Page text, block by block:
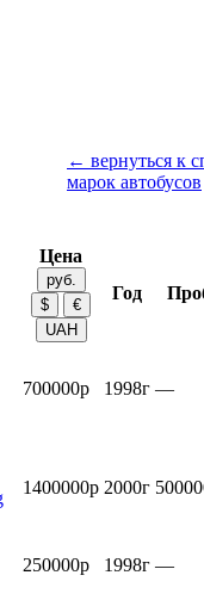
← вернуться к
марок автобусов
Цена
Год
700000р 1998г —
1400000р 2000г
250000р 1998г —